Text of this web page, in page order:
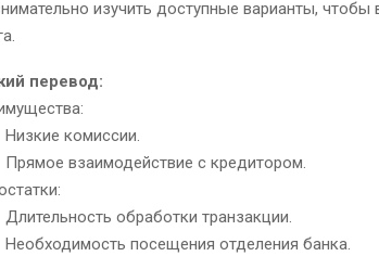
изучить доступные варианты,
перевод:
Низкие комиссии.
Прямое взаимодействие с кредитором.
Длительность обработки транзакции.
Необходимость посещения отделения банка.